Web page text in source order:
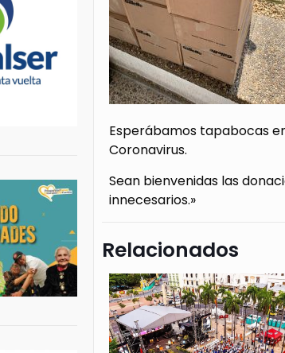
Esperábamos tapabocas
Coronavirus.
Sean bienvenidas las
innecesarios.»
Relacionados